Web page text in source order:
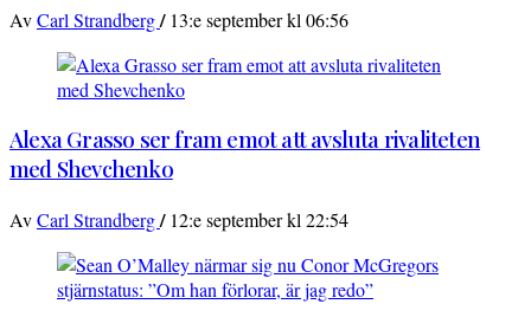
AvCarl Strandberg/ 13:e september kl 06:56
Alexa Grasso ser fram emot att avsluta rivaliteten
med Shevchenko
AvCarl Strandberg/ 12:e september kl 22:54